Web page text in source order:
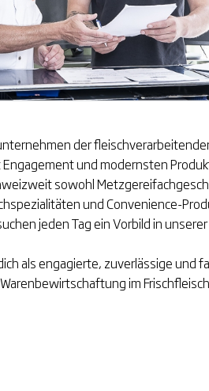
der
und modernsten
sowohl
und Convenience-
jeden Tag ein Vorbild in
als engagierte, zuverlässige und
im